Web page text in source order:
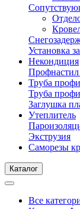
Установка
Некондиция
Труба
Труба
Заглушка
Утеплитель
Экструзия
Саморезы
Каталог
Все